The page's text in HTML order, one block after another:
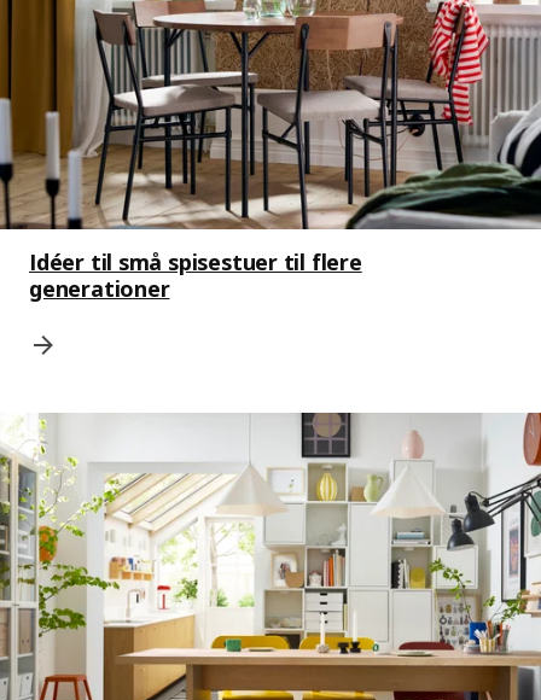
Idéer til små spisestuer til flere
generationer